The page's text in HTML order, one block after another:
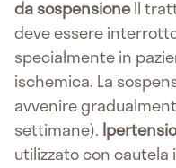
da sospensioneIl
deve essere
specialmente in
ischemica. La
avvenire
settimane).
utilizzato con